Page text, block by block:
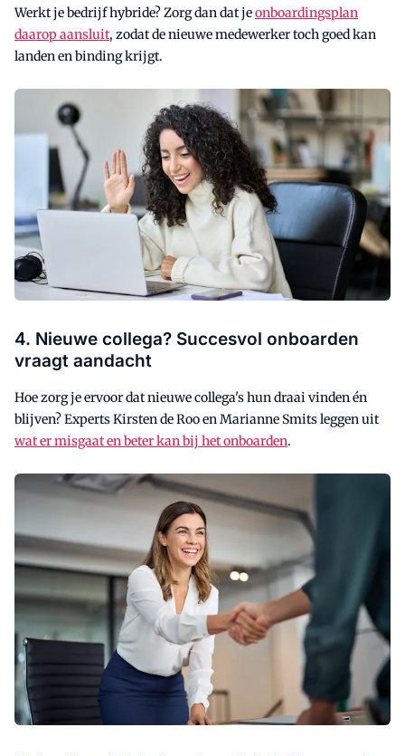
Werkt je bedrijf hybride? Zorg dan dat jeonboardingsplan
daarop aansluit, zodat de nieuwe medewerker toch goed kan
landen en binding krijgt.
4. Nieuwe collega? Succesvol onboarden
vraagt aandacht
Hoe zorg je ervoor dat nieuwe collega's hun draai vinden én
blijven? Experts Kirsten de Roo en Marianne Smits leggen uit
wat er misgaat en beter kan bij het onboarden.